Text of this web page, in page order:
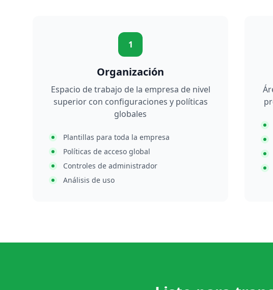
1
Organización
Espacio de trabajo de la empresa de nivel
superior con configuraciones y políticas
globales
Plantillas para toda la empresa
Políticas de acceso global
Controles de administrador
Análisis de uso